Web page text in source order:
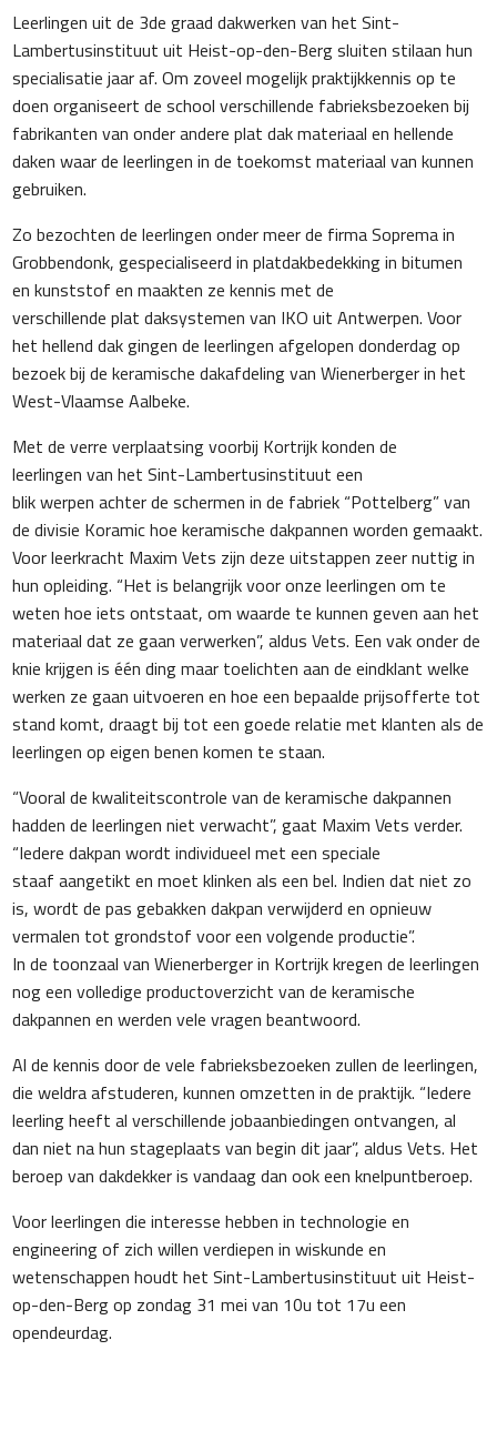
Leerlingen uit de 3de graad dakwerken van het Sint-
Lambertusinstituut uit Heist-op-den-Berg sluiten stilaan hun
specialisatie jaar af. Om zoveel mogelijk praktijkkennis op te
doen organiseert de school verschillende fabrieksbezoeken bij
fabrikanten van onder andere plat dak materiaal en hellende
daken waar de leerlingen in de toekomst materiaal van kunnen
gebruiken.
Zo bezochten de leerlingen onder meer de firma Soprema in
Grobbendonk, gespecialiseerd in platdakbedekking in bitumen
en kunststof en maakten ze kennis met de
verschillende plat daksystemen van IKO uit Antwerpen. Voor
het hellend dak gingen de leerlingen afgelopen donderdag op
bezoek bij de keramische dakafdeling van Wienerberger in het
West-Vlaamse Aalbeke.
Met de verre verplaatsing voorbij Kortrijk konden de
leerlingen van het Sint-Lambertusinstituut een
blik werpen achter de schermen in de fabriek “Pottelberg” van
de divisie Koramic hoe keramische dakpannen worden gemaakt.
Voor leerkracht Maxim Vets zijn deze uitstappen zeer nuttig in
hun opleiding. “Het is belangrijk voor onze leerlingen om te
weten hoe iets ontstaat, om waarde te kunnen geven aan het
materiaal dat ze gaan verwerken”, aldus Vets. Een vak onder de
knie krijgen is één ding maar toelichten aan de eindklant welke
werken ze gaan uitvoeren en hoe een bepaalde prijsofferte tot
stand komt, draagt bij tot een goede relatie met klanten als de
leerlingen op eigen benen komen te staan.
“Vooral de kwaliteitscontrole van de keramische dakpannen
hadden de leerlingen niet verwacht”, gaat Maxim Vets verder.
“Iedere dakpan wordt individueel met een speciale
staaf aangetikt en moet klinken als een bel. Indien dat niet zo
is, wordt de pas gebakken dakpan verwijderd en opnieuw
vermalen tot grondstof voor een volgende productie”.
In de toonzaal van Wienerberger in Kortrijk kregen de leerlingen
nog een volledige productoverzicht van de keramische
dakpannen en werden vele vragen beantwoord.
Al de kennis door de vele fabrieksbezoeken zullen de leerlingen,
die weldra afstuderen, kunnen omzetten in de praktijk. “Iedere
leerling heeft al verschillende jobaanbiedingen ontvangen, al
dan niet na hun stageplaats van begin dit jaar”, aldus Vets. Het
beroep van dakdekker is vandaag dan ook een knelpuntberoep.
Voor leerlingen die interesse hebben in technologie en
engineering of zich willen verdiepen in wiskunde en
wetenschappen houdt het Sint-Lambertusinstituut uit Heist-
op-den-Berg op zondag 31 mei van 10u tot 17u een
opendeurdag.